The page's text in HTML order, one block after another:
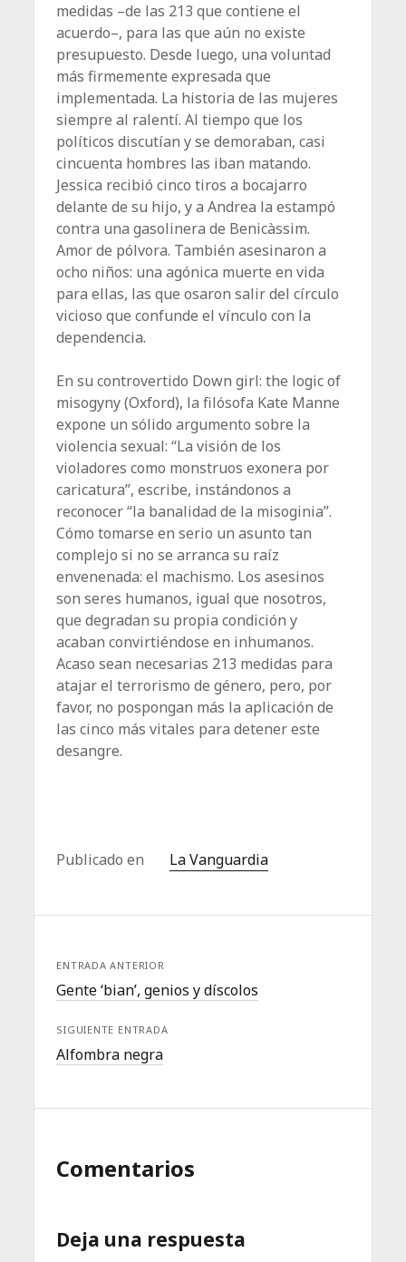
medidas –de las 213 que contiene el
acuerdo–, para las que aún no existe
presupuesto. Desde luego, una voluntad
más firmemente expresada que
implementada. La historia de las mujeres
siempre al ­ralentí. Al tiempo que los
políticos discutían y se demoraban, casi
cincuenta hombres las iban matando.
Jessica re­cibió cinco tiros a bocajarro
delante de su hijo, y a Andrea la estampó
contra una gasolinera de Benicàssim.
Amor de pólvora. También asesinaron a
ocho niños: una agónica muerte en vida
para ellas, las que osaron salir del círculo
vicioso que confunde el vínculo con la
dependencia.
En su controvertido Down girl: the logic of
misogyny (Oxford), la filósofa Kate Manne
expone un sólido argumento sobre la
violencia sexual: “La visión de los
violadores como monstruos exonera por
caricatura”, escribe, instándonos a
reconocer “la banalidad de la misoginia”.
Cómo tomarse en serio un asunto tan
complejo si no se arranca su raíz
envenenada: el machismo. Los asesinos
son seres humanos, igual que nosotros,
que degradan su propia condición y
acaban convirtiéndose en inhumanos.
Acaso sean necesarias 213 medidas para
atajar el terrorismo de género, pero, por
favor, no pospongan más la aplicación de
las cinco más vitales para detener este
desangre.
Publicado en La Vanguardia
ENTRADA ANTERIOR
Gente ‘bian’, genios y díscolos
SIGUIENTE ENTRADA
Alfombra negra
Comentarios
Deja una respuesta